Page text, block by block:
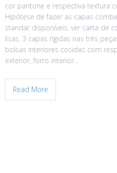
cor pantone e respectiva textura
Hipótese de fazer as capas
standar disponíveis, ver carta de
lisas. 3 capas rígidas nas três
bolsas interiores cosidas com
exterior, forro interior…
Read More